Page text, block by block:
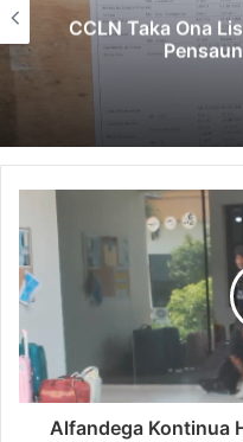
CCLN Taka Ona
Alfandega Kontinua